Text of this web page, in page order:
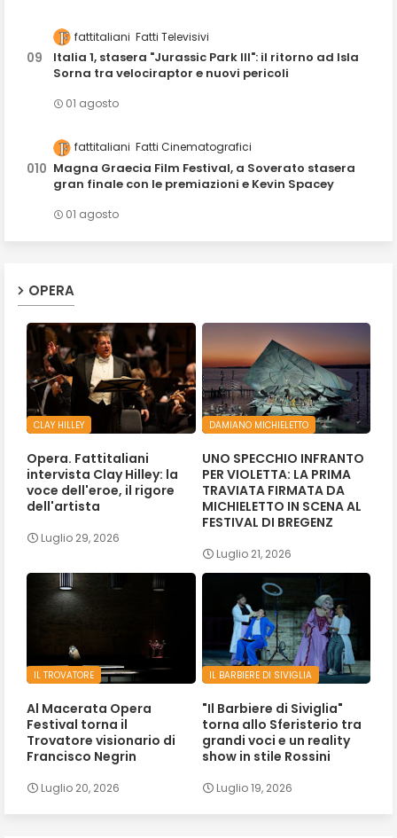
fattitaliani Fatti Televisivi
Italia 1, stasera "Jurassic Park III": il ritorno ad Isla
Sorna tra velociraptor e nuovi pericoli
01 agosto
fattitaliani Fatti Cinematografici
Magna Graecia Film Festival, a Soverato stasera
gran finale con le premiazioni e Kevin Spacey
01 agosto
OPERA
CLAY HILLEY
Opera. Fattitaliani
intervista Clay Hilley: la
voce dell'eroe, il rigore
dell'artista
Luglio 29, 2026
DAMIANO MICHIELETTO
UNO SPECCHIO INFRANTO
PER VIOLETTA: LA PRIMA
TRAVIATA FIRMATA DA
MICHIELETTO IN SCENA AL
FESTIVAL DI BREGENZ
Luglio 21, 2026
IL TROVATORE
Al Macerata Opera
Festival torna il
Trovatore visionario di
Francisco Negrin
Luglio 20, 2026
IL BARBIERE DI SIVIGLIA
"Il Barbiere di Siviglia"
torna allo Sferisterio tra
grandi voci e un reality
show in stile Rossini
Luglio 19, 2026